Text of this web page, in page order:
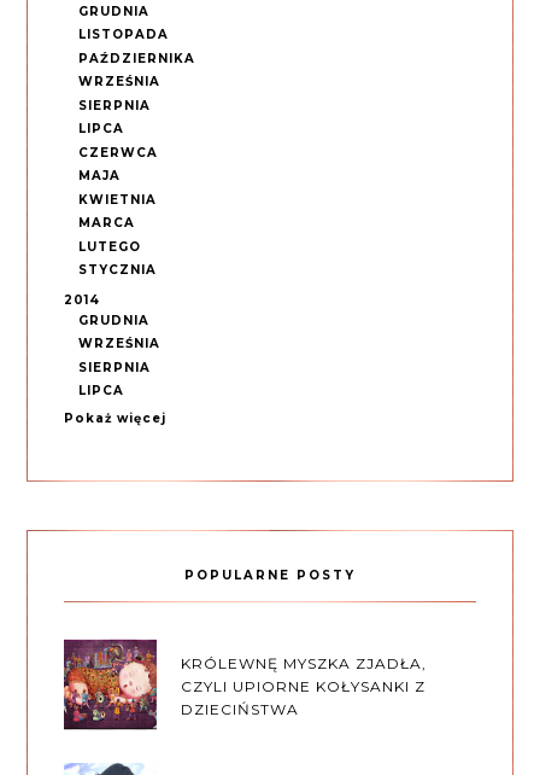
GRUDNIA
LISTOPADA
PAŹDZIERNIKA
WRZEŚNIA
SIERPNIA
LIPCA
CZERWCA
MAJA
KWIETNIA
MARCA
LUTEGO
STYCZNIA
2014
GRUDNIA
WRZEŚNIA
SIERPNIA
LIPCA
Pokaż więcej
POPULARNE POSTY
KRÓLEWNĘ MYSZKA ZJADŁA,
CZYLI UPIORNE KOŁYSANKI Z
DZIECIŃSTWA